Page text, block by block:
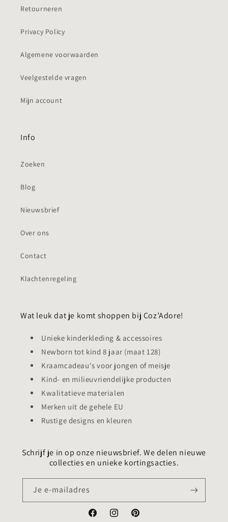
Retourneren
Privacy Policy
Algemene voorwaarden
Veelgestelde vragen
Mijn account
Info
Zoeken
Blog
Nieuwsbrief
Over ons
Contact
Klachtenregeling
Wat leuk dat je komt shoppen bij Coz’Adore!
Unieke kinderkleding & accessoires
Newborn tot kind 8 jaar (maat 128)
Kraamcadeau's voor jongen of meisje
Kind- en milieuvriendelijke producten
Kwalitatieve materialen
Merken uit de gehele EU
Rustige designs en kleuren
Schrijf je in op onze nieuwsbrief. We delen nieuwe
collecties en unieke kortingsacties.
Je e-mailadres
FacebookInstagramPinterest